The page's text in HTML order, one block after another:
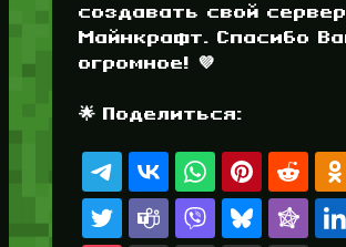
создавать свой сервер
Майнкрафт. Спасибо
огромное! 💜
🌟 Поделиться: